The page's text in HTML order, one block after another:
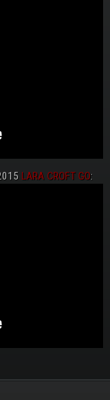
LARA CROFT GO: